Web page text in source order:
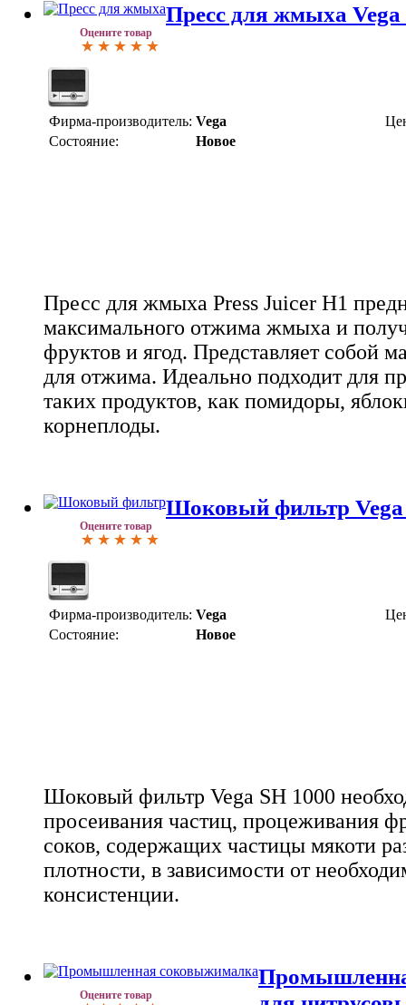
Оцените товар
Пресс для жмыха Vega
Фирма-производитель: Vega
Состояние:
Новое
Пресс для жмыха Press Juicer H1
максимального отжима жмыха и
фруктов и ягод. Представляет собой
для отжима. Идеально подходит для
таких продуктов, как помидоры,
корнеплоды.
Оцените товар
Шоковый фильтр Vega
Фирма-производитель: Vega
Состояние:
Новое
Шоковый фильтр Vega SH 1000
просеивания частиц, процеживания
соков, содержащих частицы мякоти
плотности, в зависимости от
консистенции.
Оцените товар